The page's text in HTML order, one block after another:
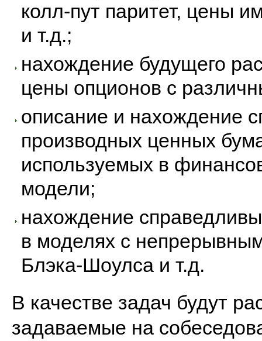
колл-пут паритет, цены
и т.д.;
нахождение будущего
цены опционов с
описание и нахождение
производных ценных
используемых в
модели;
нахождение
в моделях с
Блэка-Шоулса и т.д.
В качестве задач будут
задаваемые на